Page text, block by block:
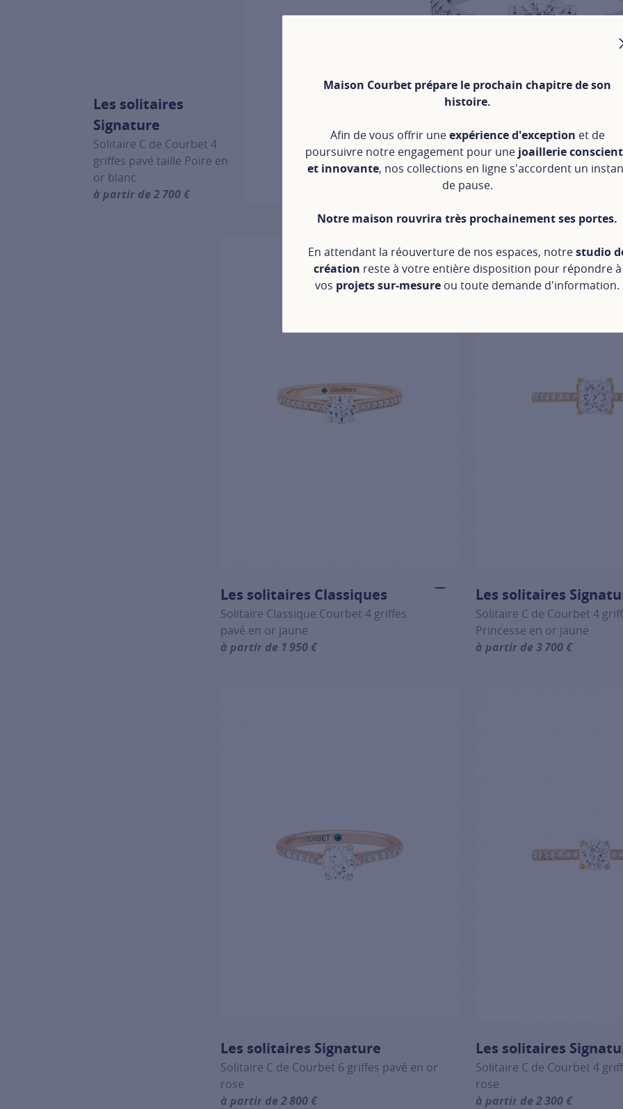
Maison Courbet prépare le prochain chapitre de son
histoire.
Afin de vous offrir uneexpérience d'exception et de
poursuivre notre engagement pour une joaillerie
et innovante, nos collections en ligne s'accordent un
de pause.
Notre maison rouvrira très prochainement ses portes.
En attendant la réouverture de nos espaces, notrestudio
création reste à votre entière disposition pour répondre à
vos projets sur-mesure ou toute demande d'information.
Les solitaires
Signature
Solitaire C de Courbet 4
griffes pavé taille Poire en
or blanc
à partir de 2 700 €
For more information about Les solitaires Signature, click on the following link
Les solitaires Classiques
Solitaire Classique Courbet 4 griffes
pavé en or jaune
à partir de 1 950 €
Les solitaires
Solitaire C de Courbet 4
Princesse en or jaune
à partir de 3 700 €
Les solitaires Signature
Solitaire C de Courbet 6 griffes pavé en or
rose
à partir de 2 800 €
Les solitaires
Solitaire C de Courbet 4
rose
à partir de 2 300 €